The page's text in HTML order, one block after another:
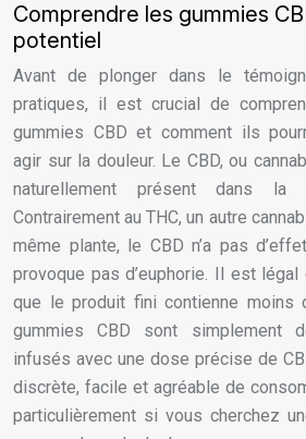
Comprendre les gummies
potentiel
Avant de plonger dans le
pratiques, il est crucial de
gummies CBD et comment ils
agir sur la douleur. Le CBD, ou
naturellement présent dans la
Contrairement au THC, un autre
même plante, le CBD n’a pas
provoque pas d’euphorie. Il est légal
que le produit fini contienne moins
gummies CBD sont simplement
infusés avec une dose précise de
discrète, facile et agréable de
particulièrement si vous cherchez